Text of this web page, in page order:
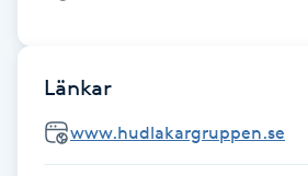
Klippning
Klippning ungdom
Länkar
www.hudlakargruppen.se